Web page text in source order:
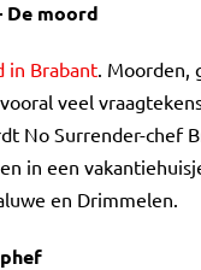
De moord
in Brabant. Moorden,
veel
No Surrender-chef
in een
en Drimmelen.